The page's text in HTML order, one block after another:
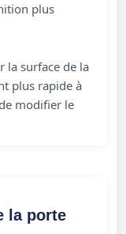
plus
la surface de la
plus rapide à
modifier le
la porte